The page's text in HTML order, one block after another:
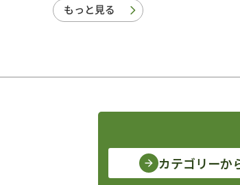
もっと見る
カテゴリーか